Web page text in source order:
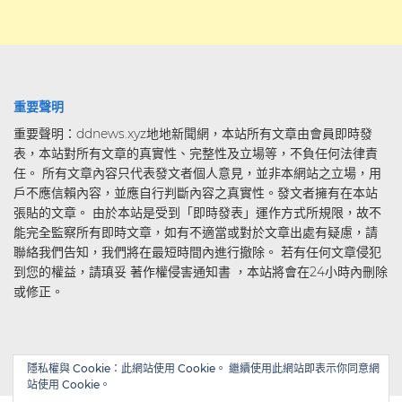
重要聲明
重要聲明：ddnews.xyz地地新聞網，本站所有文章由會員即時發
表，本站對所有文章的真實性、完整性及立場等，不負任何法律責
任。 所有文章內容只代表發文者個人意見，並非本網站之立場，用
戶不應信賴內容，並應自行判斷內容之真實性。發文者擁有在本站
張貼的文章。 由於本站是受到「即時發表」運作方式所規限，故不
能完全監察所有即時文章，如有不適當或對於文章出處有疑慮，請
聯絡我們告知，我們將在最短時間內進行撤除。 若有任何文章侵犯
到您的權益，請瑱妥 著作權侵害通知書 ，本站將會在24小時內刪除
或修正。
隱私權與 Cookie：此網站使用 Cookie。 繼續使用此網站即表示你同意網
站使用 Cookie。